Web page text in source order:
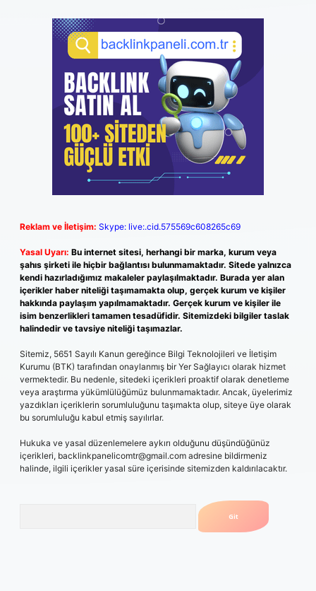
Reklam ve İletişim: Skype: live:.cid.575569c608265c69
Yasal Uyarı: Bu internet sitesi, herhangi bir marka, kurum veya
şahıs şirketi ile hiçbir bağlantısı bulunmamaktadır. Sitede yalnızca
kendi hazırladığımız makaleler paylaşılmaktadır. Burada yer alan
içerikler haber niteliği taşımamakta olup, gerçek kurum ve kişiler
hakkında paylaşım yapılmamaktadır. Gerçek kurum ve kişiler ile
isim benzerlikleri tamamen tesadüfidir. Sitemizdeki bilgiler taslak
halindedir ve tavsiye niteliği taşımazlar.
Sitemiz, 5651 Sayılı Kanun gereğince Bilgi Teknolojileri ve İletişim
Kurumu (BTK) tarafından onaylanmış bir Yer Sağlayıcı olarak hizmet
vermektedir. Bu nedenle, sitedeki içerikleri proaktif olarak denetleme
veya araştırma yükümlülüğümüz bulunmamaktadır. Ancak, üyelerimiz
yazdıkları içeriklerin sorumluluğunu taşımakta olup, siteye üye olarak
bu sorumluluğu kabul etmiş sayılırlar.
Hukuka ve yasal düzenlemelere aykırı olduğunu düşündüğünüz
içerikleri, backlinkpanelicomtr@gmail.com adresine bildirmeniz
halinde, ilgili içerikler yasal süre içerisinde sitemizden kaldırılacaktır.